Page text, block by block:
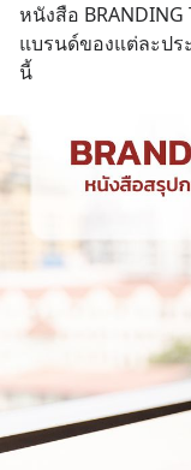
หนังสือ BRANDING
แบรนด์ของแต่ละปร
นี้